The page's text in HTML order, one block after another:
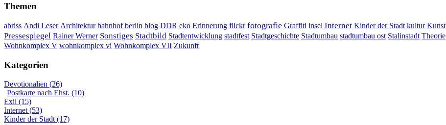
Themen
abriss Andi Leser Architektur bahnhof berlin blog DDR eko Erinnerung flickr fotografie Graffiti insel Internet Kinder der Stadt kultur Kunst
Pressespiegel Rainer Werner Sonstiges Stadtbild Stadtentwicklung stadtfest Stadtgeschichte Stadtumbau stadtumbau ost Stalinstadt Theorie
Wohnkomplex V wohnkomplex vi Wohnkomplex VII Zukunft
Kategorien
Devotionalien (26)
Postkarte nach Ehst. (10)
Exil (15)
Internet (53)
Kinder der Stadt (17)